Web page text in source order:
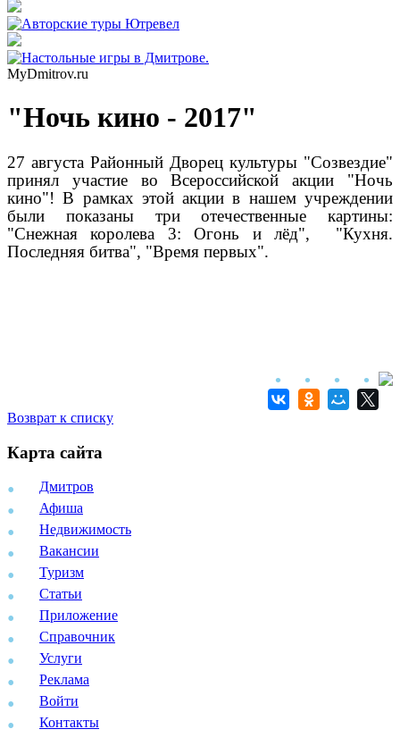
MyDmitrov.ru
"Ночь кино - 2017"
27 августа Районный Дворец культуры "Созвездие"
принял участие во Всероссийской акции "Ночь
кино"! В рамках этой акции в нашем учреждении
были показаны три отечественные картины:
"Снежная королева 3: Огонь и лёд", "Кухня.
Последняя битва", "Время первых".
Возврат к списку
Карта сайта
Дмитров
Афиша
Недвижимость
Вакансии
Туризм
Статьи
Приложение
Справочник
Услуги
Реклама
Войти
Контакты